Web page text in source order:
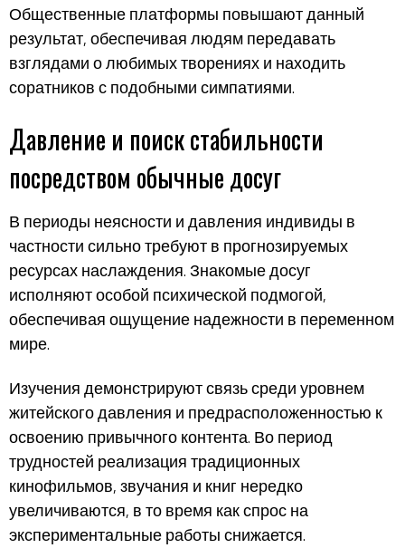
Общественные платформы повышают данный
результат, обеспечивая людям передавать
взглядами о любимых творениях и находить
соратников с подобными симпатиями.
Давление и поиск стабильности
посредством обычные досуг
В периоды неясности и давления индивиды в
частности сильно требуют в прогнозируемых
ресурсах наслаждения. Знакомые досуг
исполняют особой психической подмогой,
обеспечивая ощущение надежности в переменном
мире.
Изучения демонстрируют связь среди уровнем
житейского давления и предрасположенностью к
освоению привычного контента. Во период
трудностей реализация традиционных
кинофильмов, звучания и книг нередко
увеличиваются, в то время как спрос на
экспериментальные работы снижается.